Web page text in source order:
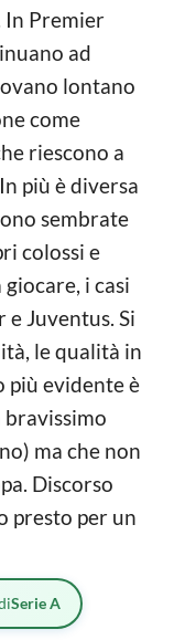
In Premier
ad
lontano
come
riescono a
più è diversa
sembrate
colossi e
i casi
Juventus. Si
le qualità in
più evidente è
ma che non
Discorso
presto per un
Serie A